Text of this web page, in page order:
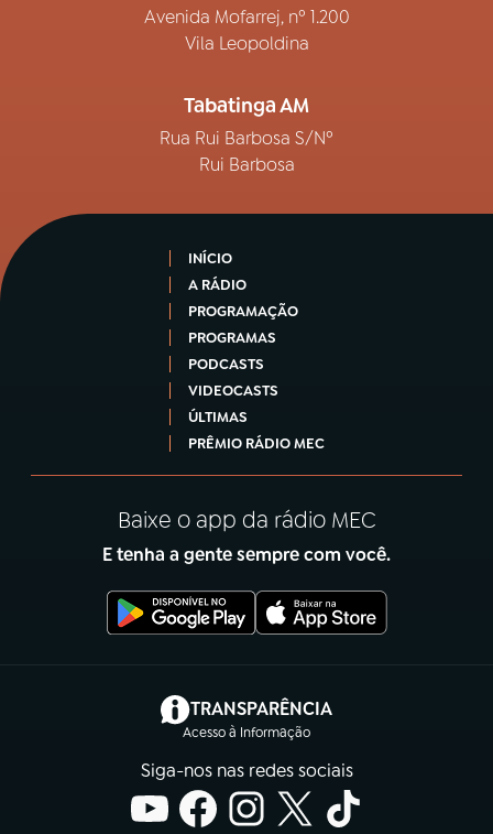
Avenida Mofarrej, nº 1.200
Vila Leopoldina
Tabatinga AM
Rua Rui Barbosa S/Nº
Rui Barbosa
INÍCIO
A RÁDIO
PROGRAMAÇÃO
PROGRAMAS
PODCASTS
VIDEOCASTS
ÚLTIMAS
PRÊMIO RÁDIO MEC
Baixe o app da rádio MEC
E tenha a gente sempre com você.
TRANSPARÊNCIA
Acesso à Informação
(abre em nova aba)
Siga-nos nas redes sociais